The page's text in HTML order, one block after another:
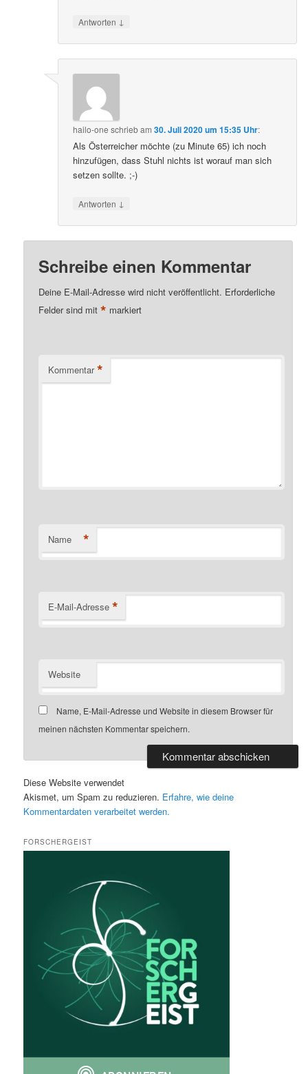
Antworten ↓
hailo-one schriebam30. Juli 2020 um 15:35 Uhr:
Als Österreicher möchte (zu Minute 65) ich noch
hinzufügen, dass Stuhl nichts ist worauf man sich
setzen sollte. ;-)
Antworten ↓
Schreibe einen Kommentar
Deine E-Mail-Adresse wird nicht veröffentlicht. Erforderliche
Felder sind mit* markiert
Kommentar *
Name *
E-Mail-Adresse *
Website
Name, E-Mail-Adresse und Website in diesem Browser für
meinen nächsten Kommentar speichern.
Diese Website verwendet
Akismet, um Spam zu reduzieren. Erfahre, wie deine
Kommentardaten verarbeitet werden.
FORSCHERGEIST